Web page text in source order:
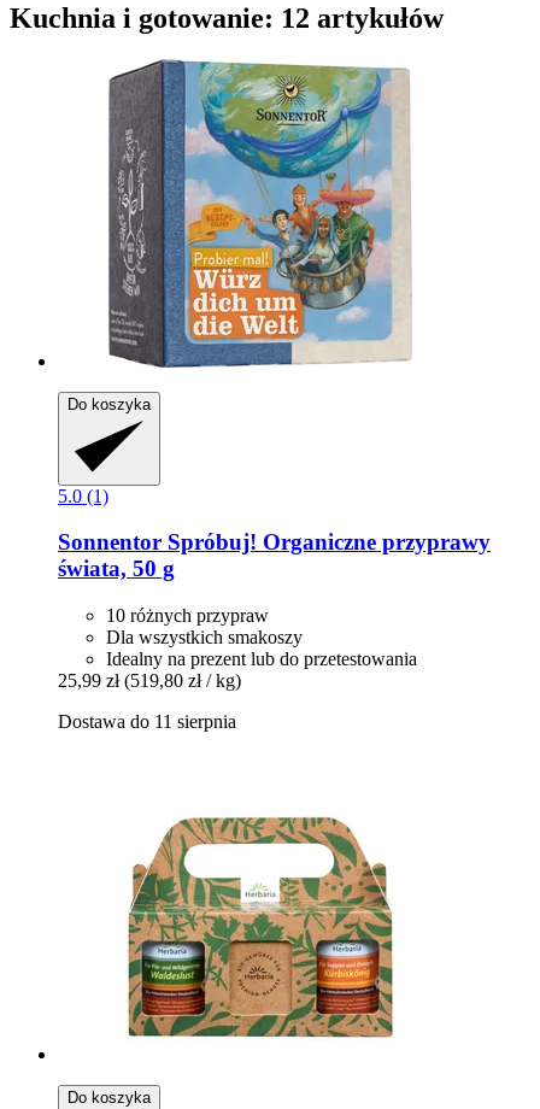
Kuchnia i gotowanie: 12 artykułów
Do koszyka
5.0 (1)
Sonnentor Spróbuj! Organiczne przyprawy
świata, 50 g
10 różnych przypraw
Dla wszystkich smakoszy
Idealny na prezent lub do przetestowania
25,99 zł (519,80 zł / kg)
Dostawa do 11 sierpnia
Do koszyka